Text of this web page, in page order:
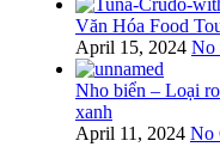
Văn Hóa Food
April 15, 2024 No
Nho biển – Loại
xanh
April 11, 2024 No